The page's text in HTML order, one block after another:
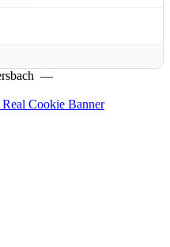
—
Cookie Banner